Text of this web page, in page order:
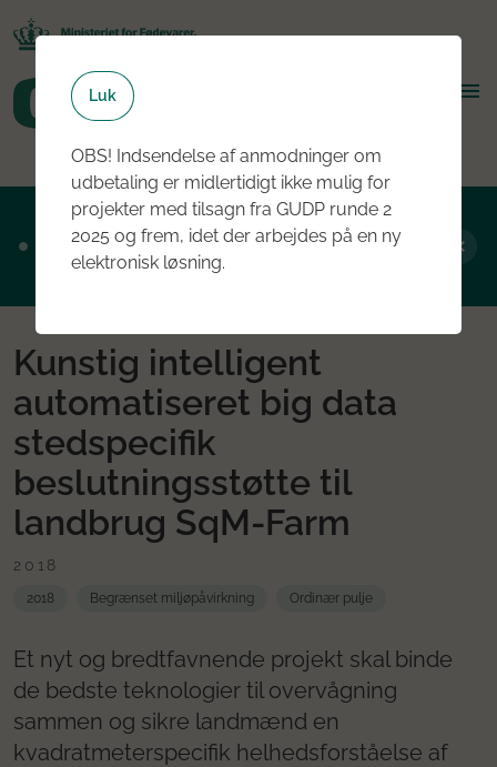
Ansøgningsrunde 2, 2026 er nu åben - læs
mere om rundens fokus her
Kunstig intelligent
automatiseret big data
stedspecifik
beslutningsstøtte til
landbrug SqM-Farm
2018
2018 Begrænset miljøpåvirkning Ordinær pulje
Et nyt og bredtfavnende projekt skal binde
de bedste teknologier til overvågning
sammen og sikre landmænd en
kvadratmeterspecifik helhedsforståelse af
Luk
OBS! Indsendelse af anmodninger om
udbetaling er midlertidigt ikke mulig for
projekter med tilsagn fra GUDP runde 2
2025 og frem, idet der arbejdes på en ny
elektronisk løsning.